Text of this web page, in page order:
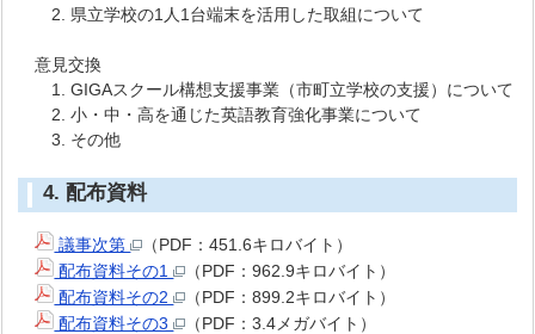
2. 県立学校の1人1台端末を活用した取組について
意見交換
1. GIGAスクール構想支援事業（市町立学校の支援）について
2. 小・中・高を通じた英語教育強化事業について
3. その他
4. 配布資料
議事次第
（PDF：451.6キロバイト）
配布資料その1
（PDF：962.9キロバイト）
配布資料その2
（PDF：899.2キロバイト）
配布資料その3
（PDF：3.4メガバイト）